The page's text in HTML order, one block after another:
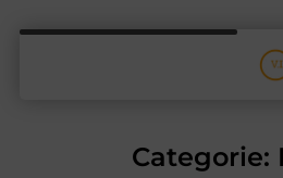
Categorie: